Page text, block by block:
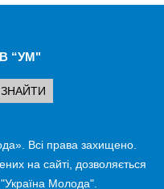
“УМ"
Всі права захищено.
на сайті, дозволяється
Молода".